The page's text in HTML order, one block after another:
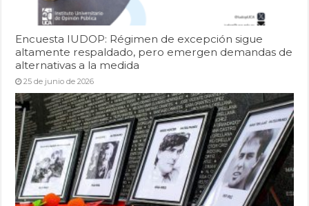
Encuesta IUDOP: Régimen de excepción sigue
altamente respaldado, pero emergen demandas de
alternativas a la medida
25 de junio de 2026